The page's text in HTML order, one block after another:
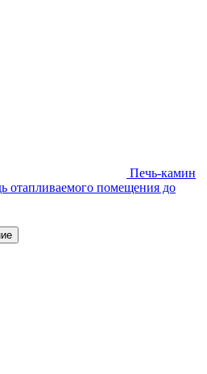
Печь-камин
отапливаемого помещения до